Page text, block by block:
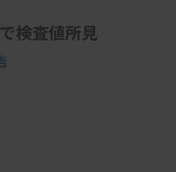
検査値所見